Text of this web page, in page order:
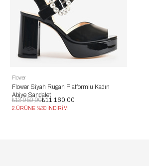
Flower
Flower Siyah Rugan Platformlu Kadın
Abiye Sandalet
₺11.160,00
₺13.950,00
2.ÜRÜNE %30 İNDİRİM